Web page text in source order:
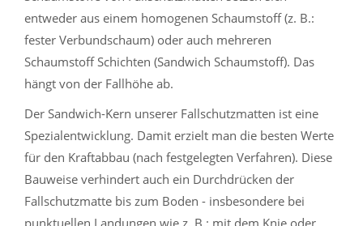
entweder aus einem homogenen Schaumstoff (z. B.:
fester Verbundschaum) oder auch mehreren
Schaumstoff Schichten (Sandwich Schaumstoff). Das
hängt von der Fallhöhe ab.
Der Sandwich-Kern unserer Fallschutzmatten ist eine
Spezialentwicklung. Damit erzielt man die besten Werte
für den Kraftabbau (nach festgelegten Verfahren). Diese
Bauweise verhindert auch ein Durchdrücken der
Fallschutzmatte bis zum Boden - insbesondere bei